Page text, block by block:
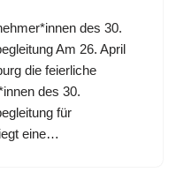
des 30.
Am 26. April
die feierliche
des 30.
für
eine…